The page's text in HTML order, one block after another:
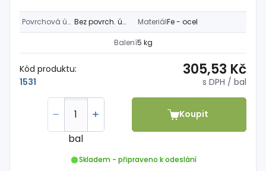
Povrchová úprava Bez povrch. úpravy MateriálFe - ocel
Balení5 kg
Kód produktu:
1531
305,53 Kč
s DPH / bal
bal
Koupit
Skladem - připraveno k odeslání